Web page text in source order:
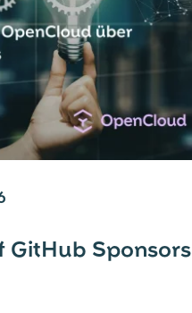
GitHub Sponsors